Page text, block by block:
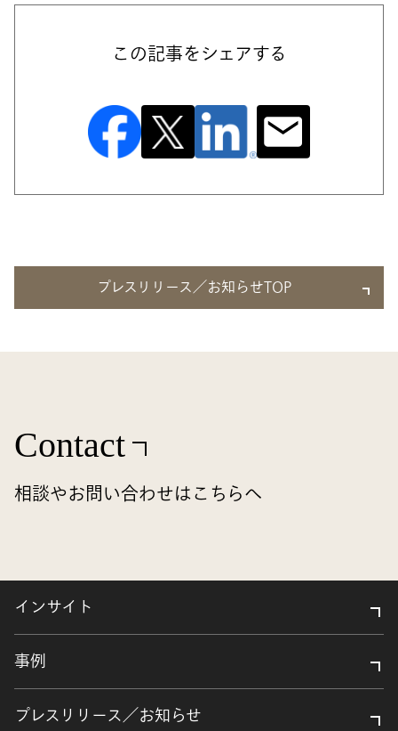
この記事をシェアする
プレスリリース／お知らせTOP
Contact
相談やお問い合わせはこちらへ
インサイト
事例
プレスリリース／お知らせ